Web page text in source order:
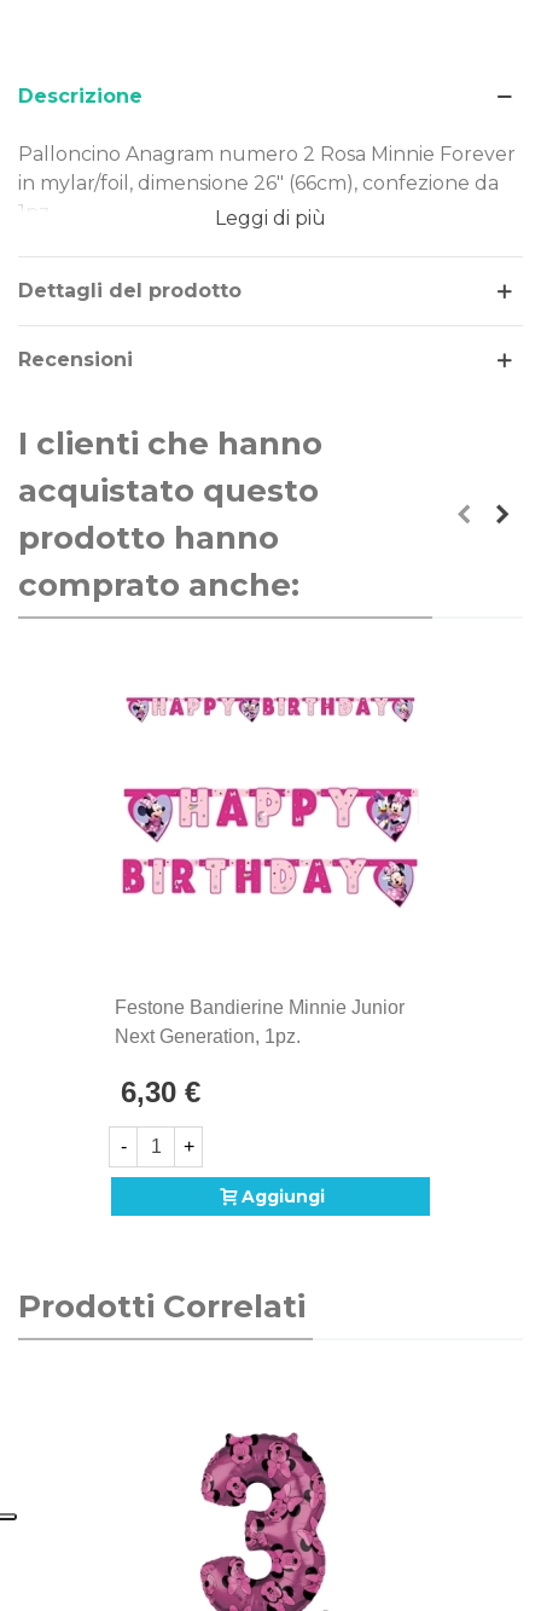
Descrizione
Palloncino Anagram numero 2 Rosa Minnie Forever
in mylar/foil, dimensione 26" (66cm), confezione da
1pz.
Dimensione: 17x26" (43x66cm)
Materiale: mylar-foil
Gonfiaggio: aria o elio
realizzato in Mylar-Foil, un materiale resistente e
duraturo nel tempo. Costruito secondo rigorosi
standard qualitativi, può essere gonfiato ad aria o
Leggi di più
Dettagli del prodotto
Recensioni
I clienti che hanno
acquistato questo
prodotto hanno
comprato anche:
Festone Bandierine Minnie Junior
Next Generation, 1pz.
6,30 €
- +
Aggiungi
Prodotti Correlati